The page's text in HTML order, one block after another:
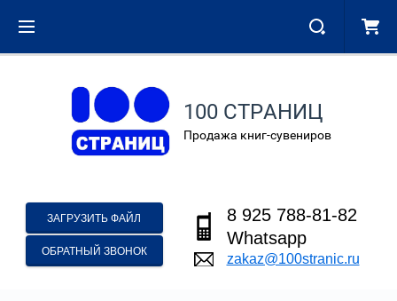
100 СТРАНИЦ
Продажа книг-сувениров
ЗАГРУЗИТЬ ФАЙЛ
ОБРАТНЫЙ ЗВОНОК
8 925 788-81-82
Whatsapp
zakaz@100stranic.ru